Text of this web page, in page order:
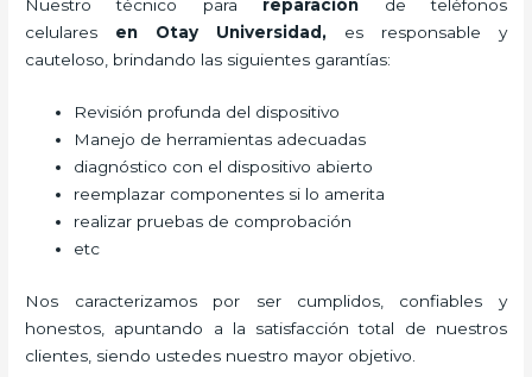
Nuestro técnico para reparación de teléfonos
celulares
en Otay Universidad, es responsable y
cauteloso, brindando las siguientes garantías:
Revisión profunda del dispositivo
Manejo de herramientas adecuadas
diagnóstico con el dispositivo abierto
reemplazar componentes si lo amerita
realizar pruebas de comprobación
etc
Nos caracterizamos por ser cumplidos, confiables y
honestos, apuntando a la satisfacción total de nuestros
clientes, siendo ustedes nuestro mayor objetivo.